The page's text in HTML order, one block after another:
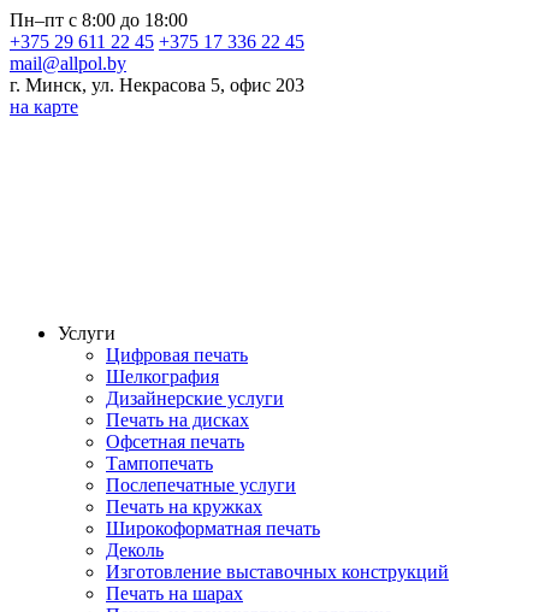
Пн–пт с 8:00 до 18:00
+375 29 611 22 45 +375 17 336 22 45
mail@allpol.by
г. Минск, ул. Некрасова 5, офис 203
на карте
Услуги
Цифровая печать
Шелкография
Дизайнерские услуги
Печать на дисках
Офсетная печать
Тампопечать
Послепечатные услуги
Печать на кружках
Широкоформатная печать
Деколь
Изготовление выставочных конструкций
Печать на шарах